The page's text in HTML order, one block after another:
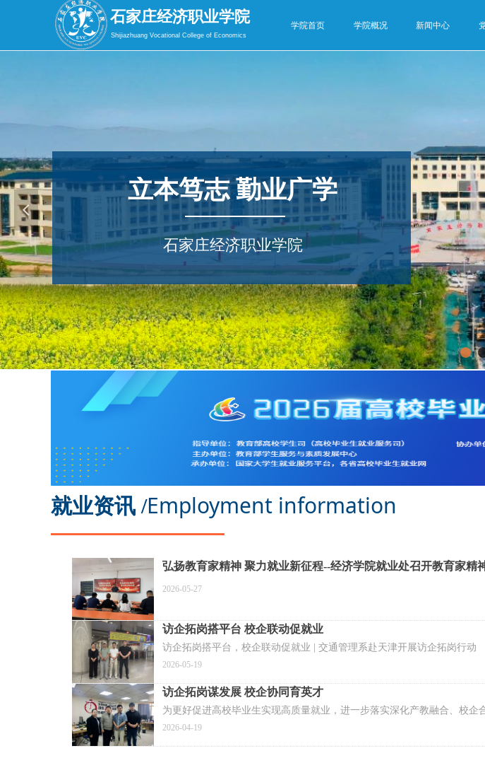
学院首页 学院概况 新闻中心
石家庄经济职业学院
Shijiazhuang Vocational College of Economics
立本笃志 勤业广学
石家庄经济职业学院
넳
就业资讯 /Employment information
弘扬教育家精神 聚力就业新征程--经济学院就业处召开教育家
2026-05-27
访企拓岗搭平台 校企联动促就业
访企拓岗搭平台，校企联动促就业 | 交通管理系赴天津开展访企拓岗行动
2026-05-19
访企拓岗谋发展 校企协同育英才
为更好促进高校毕业生实现高质量就业，进一步落实深化产教融合、校企
2026-04-19